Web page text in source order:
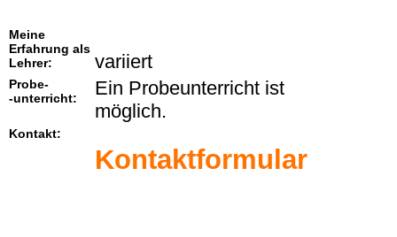
Meine
Erfahrung als
Lehrer:
variiert
Probe-
-unterricht:
Ein Probeunterricht ist
möglich.
Kontakt:
Kontaktformular